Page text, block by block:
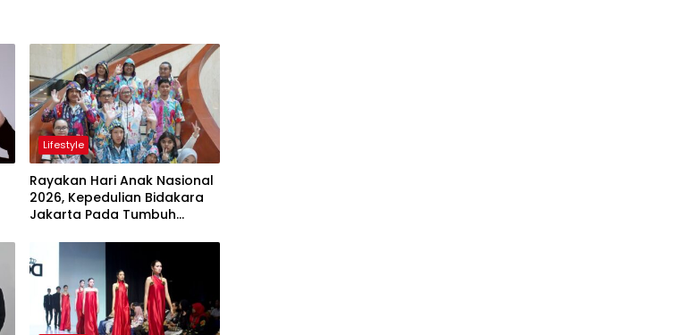
Lifestyle
Rayakan Hari Anak Nasional
2026, Kepedulian Bidakara
Jakarta Pada Tumbuh